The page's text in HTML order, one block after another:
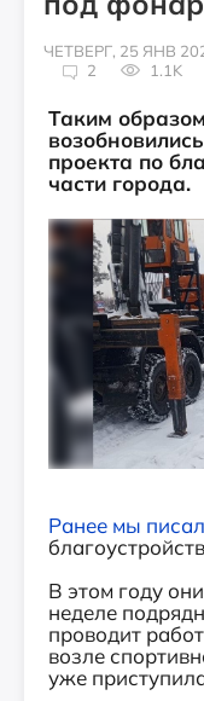
ЧЕТВЕРГ, 25 ЯНВ
2
1.1K
Таким
проекта по
части города.
Ранее мы
В этом году
неделе
проводит
возле
уже